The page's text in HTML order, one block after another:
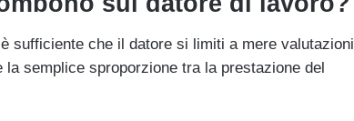
sufficiente che il datore si limiti a mere valutazioni
semplice sproporzione tra la prestazione del